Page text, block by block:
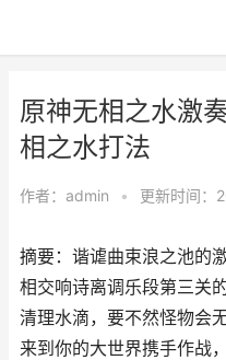
原神无相之水激
相之水打法
作者： admin • 更新时间：
摘要：谐谑曲束浪之池的
相交响诗离调乐段第三关
清理水滴，要不然怪物会
来到你的大世界携手作战